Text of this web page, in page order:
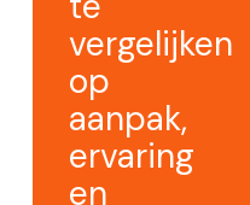
vergelijken
op
aanpak,
ervaring
en